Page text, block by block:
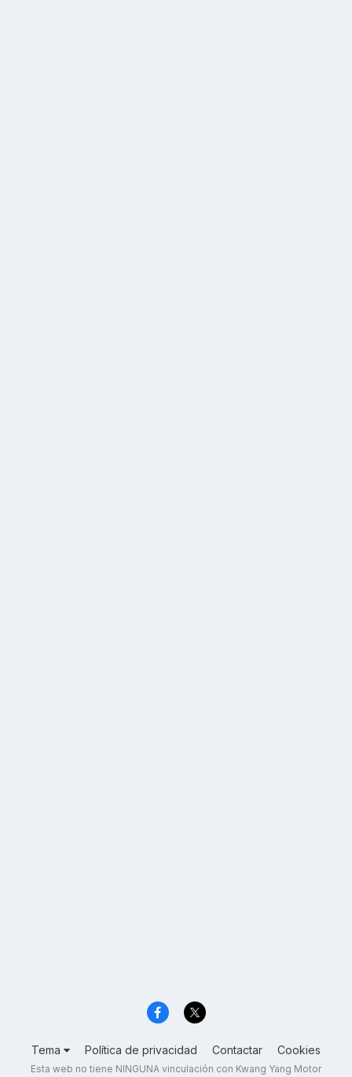
Tema Política de privacidad Contactar Cookies
Esta web no tiene NINGUNA vinculación con Kwang Yang Motor